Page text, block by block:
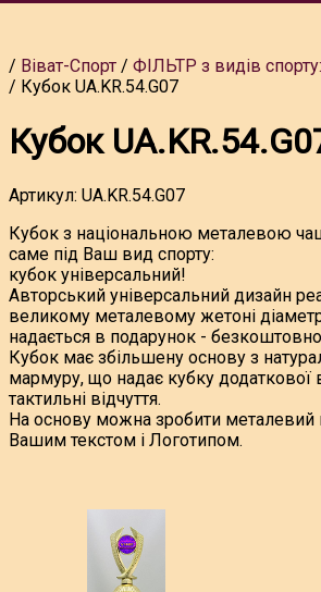
Віват-Спорт ФІЛЬТР з видів спорту:
Кубок UA.KR.54.G07
Кубок
Артикул: UA.KR.54.G07
Кубок з національною металевою
саме під Ваш вид спорту:
кубок універсальний!
Авторський універсальний дизайн
великому металевому жетоні
надається в подарунок -
Кубок має збільшену основу з
мармуру, що надає кубку додаткової
тактильні відчуття.
На основу можна зробити металевий
Вашим текстом і Логотипом.